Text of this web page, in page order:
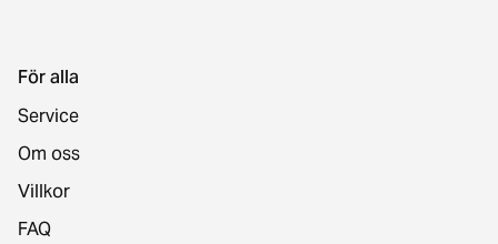
För alla
Service
Om oss
Villkor
FAQ